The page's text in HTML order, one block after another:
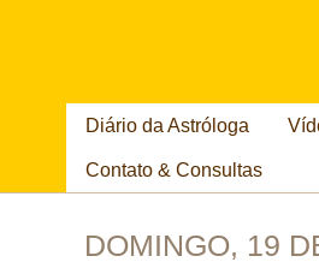
Diário da Astróloga
Contato & Consultas
DOMINGO, 19